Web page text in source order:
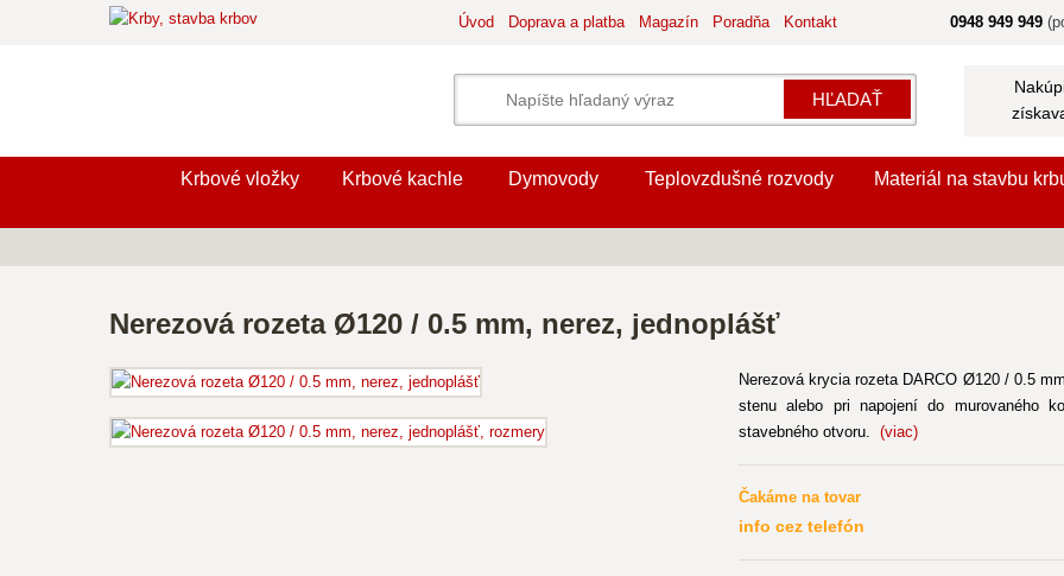
HĽADAŤ
0948 949 949
Úvod Doprava a platba Magazín Poradňa Kontakt
Krbové vložky Krbové kachle Dymovody Teplovzdušné rozvody Materiál na stavbu
Nerezová rozeta Ø120 / 0.5 mm, nerez, jednoplášť
Nerezová krycia rozeta DARCO Ø120 / 0.5
stenu alebo pri napojení do murovaného
stavebného otvoru. (viac)
Čakáme na tovar
info cez telefón